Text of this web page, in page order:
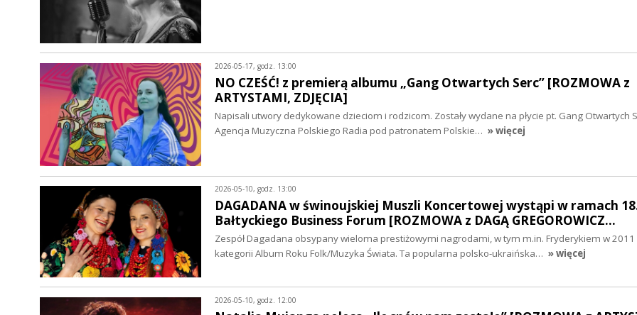
2026-05-17, godz. 13:00
NO CZEŚĆ! z premierą albumu „Gang Otwartych Serc” [ROZMOWA z
ARTYSTAMI, ZDJĘCIA]
Napisali utwory dedykowane dzieciom i rodzicom. Zostały wydane na płycie pt. Gang Otwartych
Agencja Muzyczna Polskiego Radia pod patronatem Polskie… » więcej
2026-05-10, godz. 13:00
DAGADANA w świnoujskiej Muszli Koncertowej wystąpi w ramach
Bałtyckiego Business Forum [ROZMOWA z DAGĄ GREGOROWICZ…
Zespół Dagadana obsypany wieloma prestiżowymi nagrodami, w tym m.in. Fryderykiem w 2011
kategorii Album Roku Folk/Muzyka Świata. Ta popularna polsko-ukraińska… » więcej
2026-05-10, godz. 12:00